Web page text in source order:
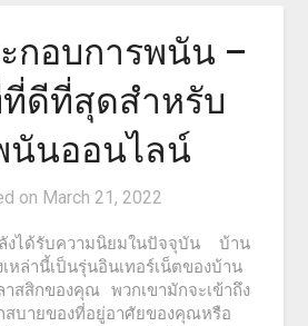
กอบการพนัน –
ดีที่สุดสำหรับ
นันออนไลน์
on March 21, 2022
งได้รับความนิยมในปัจจุบัน บ้าน
หล่านี้เป็นรุ่นอินเทอร์เน็ตของบ้าน
สสิกของคุณ พวกเขามักจะเข้าถึง
สบายของที่อยู่อาศัยของคุณหรือ